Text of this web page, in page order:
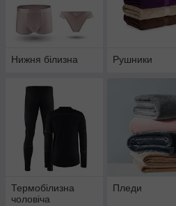
Нижня білизна Рушники
Термобілизна
чоловіча
Пледи